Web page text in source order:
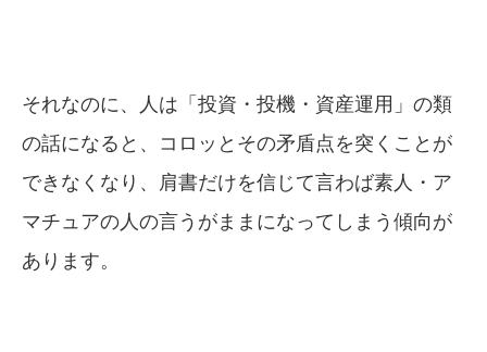
それなのに、人は「投資・投機・資産運用」の類
の話になると、コロッとその矛盾点を突くことが
できなくなり、肩書だけを信じて言わば素人・ア
マチュアの人の言うがままになってしまう傾向が
あります。